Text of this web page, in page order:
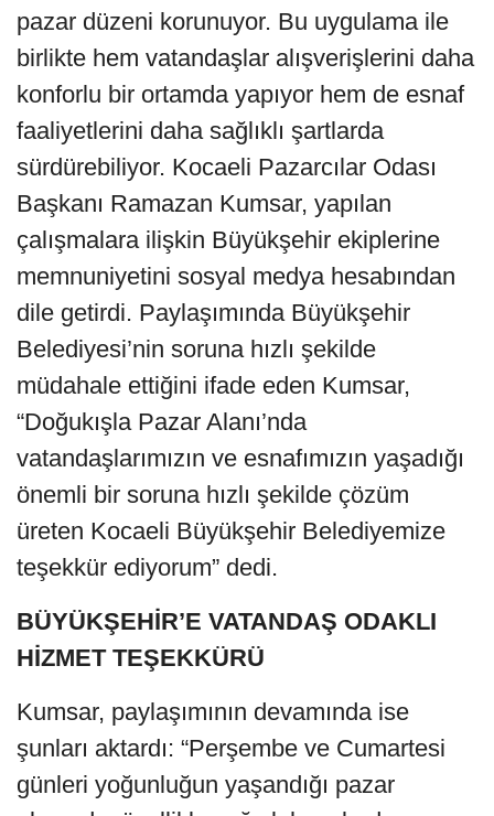
pazar düzeni korunuyor. Bu uygulama ile
birlikte hem vatandaşlar alışverişlerini daha
konforlu bir ortamda yapıyor hem de esnaf
faaliyetlerini daha sağlıklı şartlarda
sürdürebiliyor. Kocaeli Pazarcılar Odası
Başkanı Ramazan Kumsar, yapılan
çalışmalara ilişkin Büyükşehir ekiplerine
memnuniyetini sosyal medya hesabından
dile getirdi. Paylaşımında Büyükşehir
Belediyesi’nin soruna hızlı şekilde
müdahale ettiğini ifade eden Kumsar,
“Doğukışla Pazar Alanı’nda
vatandaşlarımızın ve esnafımızın yaşadığı
önemli bir soruna hızlı şekilde çözüm
üreten Kocaeli Büyükşehir Belediyemize
teşekkür ediyorum” dedi.
BÜYÜKŞEHİR’E VATANDAŞ ODAKLI
HİZMET TEŞEKKÜRÜ
Kumsar, paylaşımının devamında ise
şunları aktardı: “Perşembe ve Cumartesi
günleri yoğunluğun yaşandığı pazar